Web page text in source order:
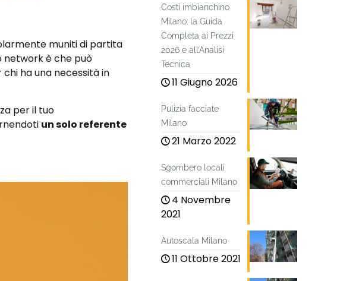
muniti di partita
network è che può
ha una necessità in
per il tuo
un solo referente
Costi imbianchino
Milano: la Guida
Completa ai Prezzi
2026 e all’Analisi
Tecnica
11 Giugno 2026
Pulizia facciate
Milano
21 Marzo 2022
Sgombero locali
commerciali Milano
4 Novembre
2021
Autoscala Milano
11 Ottobre 2021